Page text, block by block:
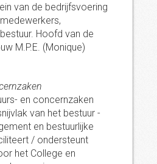
van de bedrijfsvoering
Hoofd van de
M.P.E. (Monique)
en concernzaken
van het bestuur -
en bestuurlijke
/ ondersteunt
het College en